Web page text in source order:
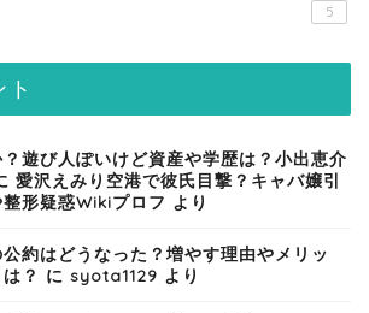
5
遊び人ぽいけど資産や学歴は？小出恵介
愛沢えみり空港で彼氏目撃？キャバ嬢引
形疑惑Wikiプロフ より
約はどうなった？増やす理由やメリッ
？ に syota1129 より